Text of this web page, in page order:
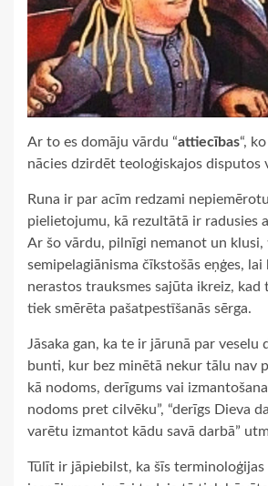
Ar to es domāju vārdu “attiecības“,
nācies dzirdēt teoloģiskajos disputos
Runa ir par acīm redzami
pielietojumu, kā rezultātā ir radusies
Ar šo vārdu, pilnīgi nemanot un klusi,
semipelagiānisma čīkstošās eņģes, lai
nerastos trauksmes sajūta ikreiz, kad
tiek smērēta pašatpestīšanās sērga.
Jāsaka gan, ka te ir jārunā par veselu
bunti, kur bez minētā nekur tālu nav
kā nodoms, derīgums vai
nodoms pret cilvēku”, “derīgs Dieva
varētu izmantot kādu savā darbā”
Tūlīt ir jāpiebilst, ka šīs